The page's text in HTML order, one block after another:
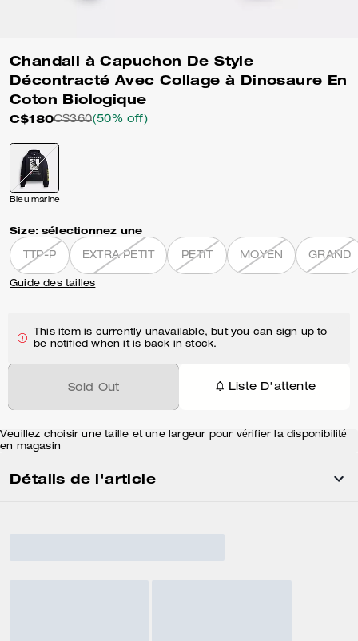
Chandail à Capuchon De Style
Décontracté Avec Collage à Dinosaure En
Coton Biologique
C$180C$360(50% off)
Bleu marine
Size: sélectionnez une
TTP-P EXTRA PETIT PETIT MOYEN GRAND
Guide des tailles
This item is currently unavailable, but you can sign up to
be notified when it is back in stock.
Sold Out Liste D'attente
Veuillez choisir une taille et une largeur pour vérifier la disponibilité
en magasin
Détails de l'article